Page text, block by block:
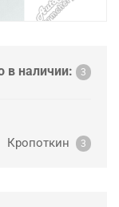
в наличии: 3
Кропоткин 3